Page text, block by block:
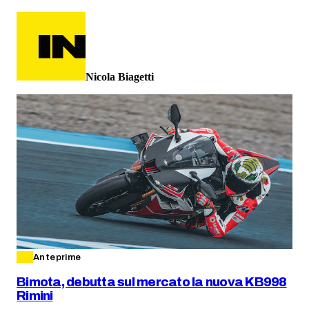
Nicola Biagetti
Anteprime
Bimota, debutta sul mercato la nuova KB998
Rimini